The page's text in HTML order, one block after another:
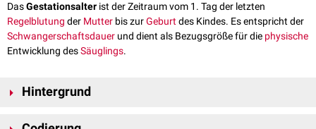
DasGestationsalter ist der Zeitraum vom 1. Tag der letzten
Regelblutung der Mutter bis zurGeburtdes Kindes. Es entspricht der
Schwangerschaftsdauer und dient als Bezugsgröße für die physische
Entwicklung desSäuglings.
Hintergrund